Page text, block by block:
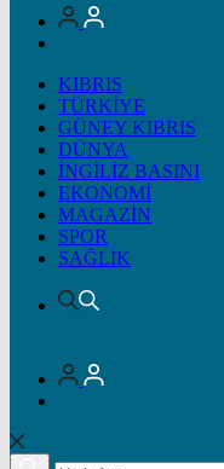
KIBRIS
TÜRKİYE
GÜNEY KIBRIS
DÜNYA
İNGİLİZ BASINI
EKONOMİ
MAGAZİN
SPOR
SAĞLIK